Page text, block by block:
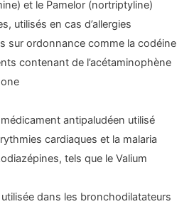
et le Pamelor (nortriptyline)
utilisés en cas d’allergies
sur ordonnance comme la codéine
contenant de l’acétaminophène
antipaludéen utilisé
cardiaques et la malaria
tels que le Valium
dans les bronchodilatateurs